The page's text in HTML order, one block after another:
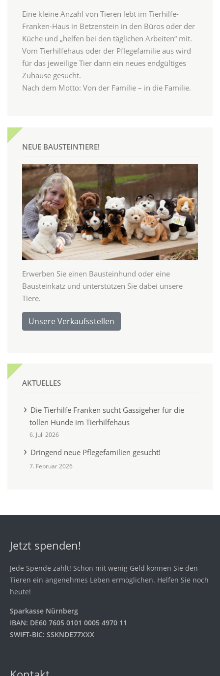
Eine kleine Anzahl von Tieren lebt im Tierhilfe-
Franken-Haus in Betzenstein in den Büros oder der
Küche und „helfen bei den täglichen Arbeiten“ mit.
Vom Tierhilfehaus oder der Pflegefamilie aus wird
für das jeweilige Tier dann ein neues endgültiges
Zuhause gesucht.
Nach dem Motto: Von der Familie – in die Familie.
NEUE BAUSTEINTIERE!
Erwerben Sie einen Bausteinhund oder eine
Bausteinkatz und unterstützen Sie dabei unsere
Tiere.
Unsere Verkaufsstellen
AKTUELLES
Die Tierhilfe Franken sucht Gassigeher für die
tollen Hunde im Tierhilfehaus
6. Juli 2026
Dringend neue Pflegefamilien gesucht!
7. Februar 2026
Jetzt spenden!
Jede Spende zählt! Schon mit wenig Geld können Sie den
Tieren ein angenehmes Leben ermöglichen. Helfen Sie noch
heute!
Sparkasse Nürnberg
IBAN: DE60 7605 0101 0005 4970 11
SWIFT-BIC: SSKNDE77XXX